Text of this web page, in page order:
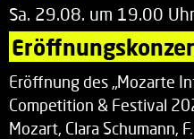
Sa. 29.08. um 19.00 Uhr
Eröffnung des „Mozarte
Competition & Festival
Mozart, Clara Schumann,